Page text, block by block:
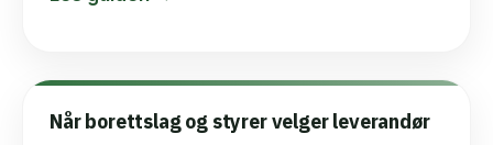
Når borettslag og styrer velger leverandør